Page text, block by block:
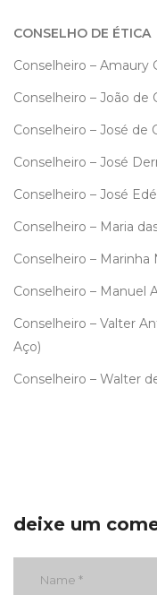
CONSELHO DE ÉTICA
Conselheiro – Amaury
Conselheiro – João de
Conselheiro – José de
Conselheiro – José
Conselheiro – José
Conselheiro – Maria
Conselheiro – Marinha
Conselheiro – Manuel
Conselheiro – Valter
Aço)
Conselheiro – Walter
deixe um